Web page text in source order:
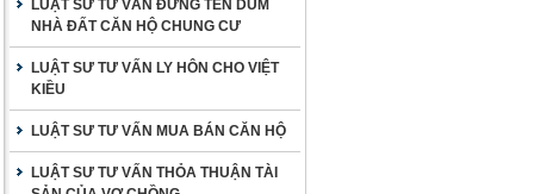
LUẬT SƯ TƯ VẤN ĐỨNG TÊN DÙM
NHÀ ĐẤT CĂN HỘ CHUNG CƯ
LUẬT SƯ TƯ VẤN LY HÔN CHO VIỆT
KIỀU
LUẬT SƯ TƯ VẤN MUA BÁN CĂN HỘ
LUẬT SƯ TƯ VẤN THỎA THUẬN TÀI